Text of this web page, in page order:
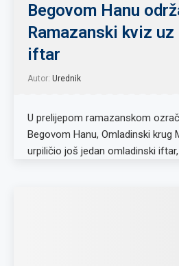
Begovom Hanu
Ramazanski kviz
iftar
Autor: Urednik
U prelijepom ramazanskom
Begovom Hanu, Omladinski krug
urpiličio još jedan omladinski